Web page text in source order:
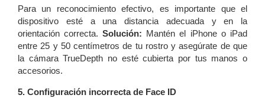
Para un reconocimiento efectivo, es importante que el
dispositivo esté a una distancia adecuada y en la
orientación correcta. Solución: Mantén el iPhone o iPad
entre 25 y 50 centímetros de tu rostro y asegúrate de que
la cámara TrueDepth no esté cubierta por tus manos o
accesorios.
5. Configuración incorrecta de Face ID